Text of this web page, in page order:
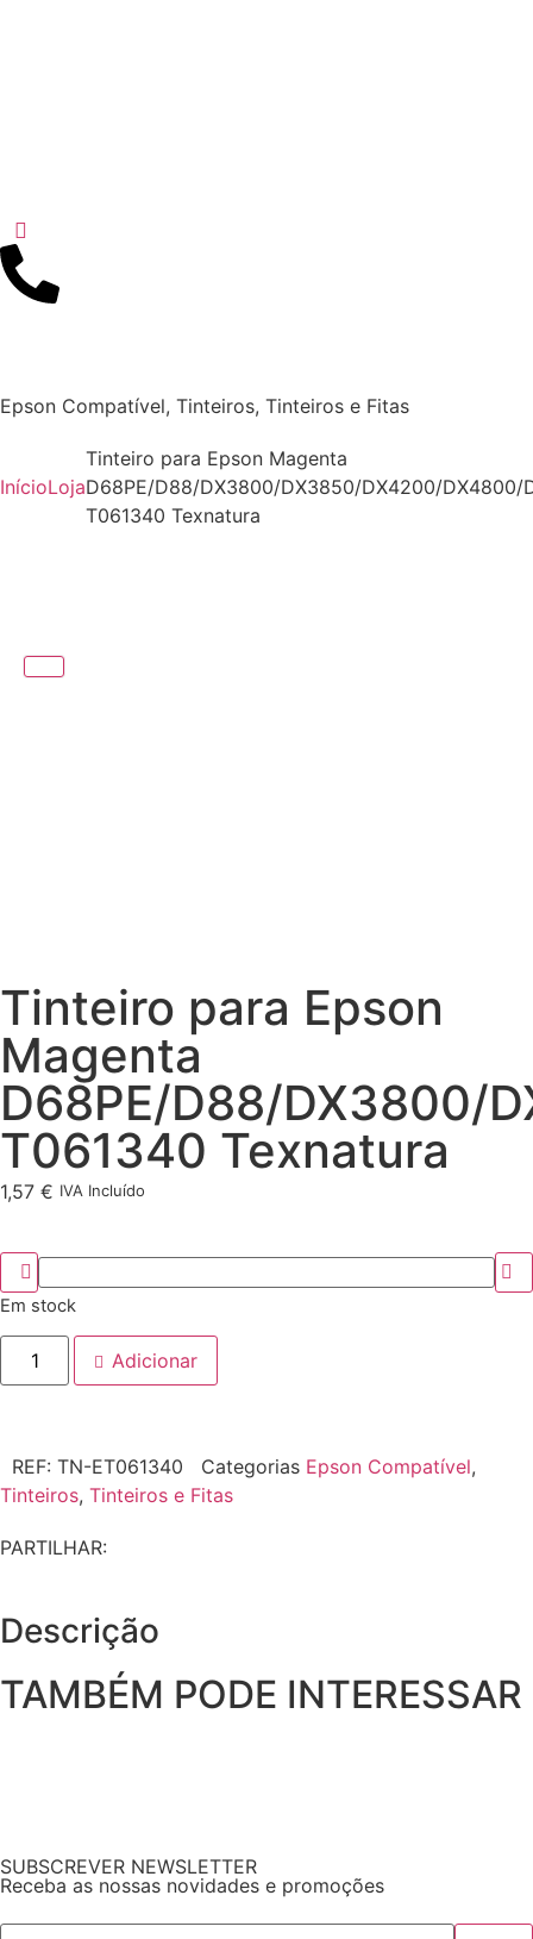
Epson Compatível, Tinteiros, Tinteiros e Fitas
InícioLoja
Tinteiro para Epson Magenta
D68PE/D88/DX3800/DX3850/DX4200/DX4800/
T061340 Texnatura
Tinteiro para Epson
Magenta
D68PE/D88/DX3800/
T061340 Texnatura
1,57 € IVA Incluído
Em stock
Adicionar
REF: TN-ET061340 Categorias Epson Compatível,
Tinteiros, Tinteiros e Fitas
PARTILHAR:
Descrição
TAMBÉM PODE INTERESSAR
SUBSCREVER NEWSLETTER
Receba as nossas novidades e promoções